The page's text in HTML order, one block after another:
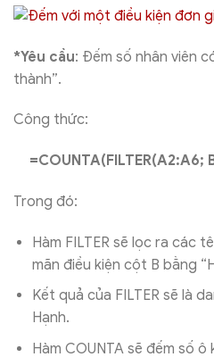
*Yêu cầu: Đếm số nhân viên
thành”.
Công thức:
=COUNTA(FILTER(A2:A6;
Trong đó:
Hàm FILTER sẽ lọc ra các
mãn điều kiện cột B bằng
Kết quả của FILTER sẽ là
Hạnh.
Hàm COUNTA sẽ đếm số